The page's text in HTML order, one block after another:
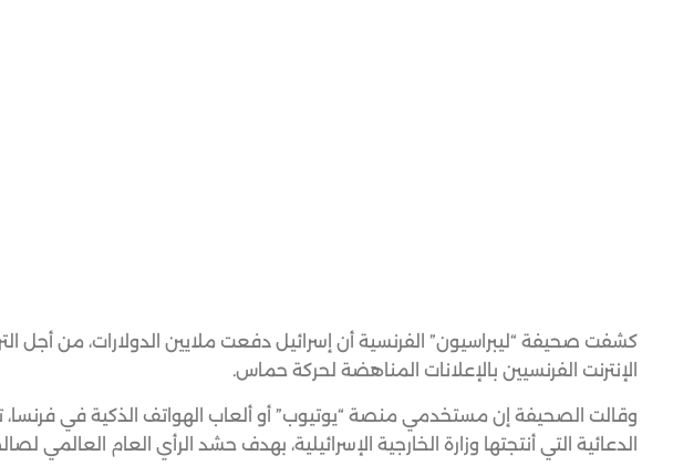
كشفت صحيفة “ليبراسيون” الفرنسية أن إسرائيل دفعت ملايين الدولارات، من أجل
الإنترنت الفرنسيين بالإعلانات المناهضة لحركة حماس.
وقالت الصحيفة إن مستخدمي منصة “يوتيوب” أو ألعاب الهواتف الذكية في فرنسا،
الدعائية التي أنتجتها وزارة الخارجية الإسرائيلية، بهدف حشد الرأي العام